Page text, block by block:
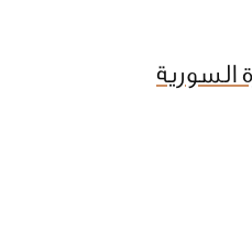
السورية